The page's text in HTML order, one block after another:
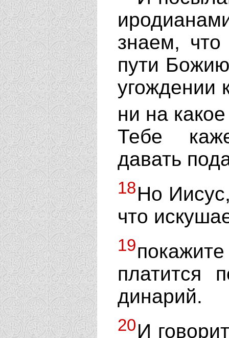
знаем,
пути
угождении
ни на
Тебе
давать
18Но
что
19
платится
динарий.
20И